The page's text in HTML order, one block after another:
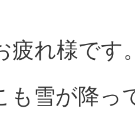
疲れ様です
も雪が降っ